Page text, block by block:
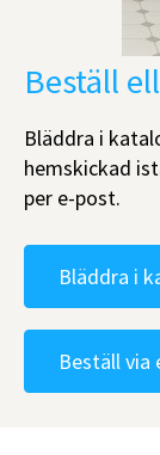
Beställ
Bläddra i
hemskickad
per e-post.
Bläddra i
Beställ via